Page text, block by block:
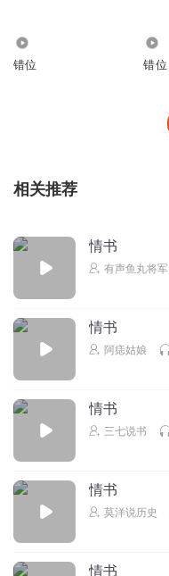
错位 错位
相关推荐
情书
有声鱼丸将军
情书
阿痣姑娘
情书
三七说书
情书
莫洋说历史
情书